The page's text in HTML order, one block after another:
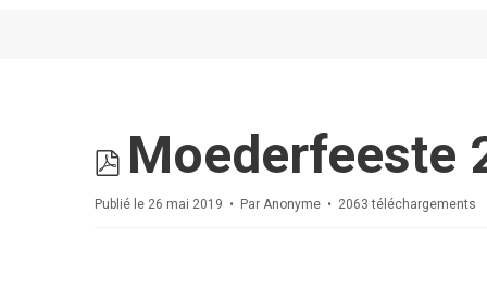
pdf
Moederfeeste
Publié le 26 mai 2019 Par Anonyme 2063 téléchargements